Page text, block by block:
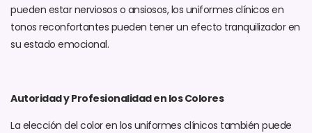
pueden estar nerviosos o ansiosos, los uniformes clínicos en
tonos reconfortantes pueden tener un efecto tranquilizador en
su estado emocional.
Autoridad y Profesionalidad en los Colores
La elección del color en los uniformes clínicos también puede